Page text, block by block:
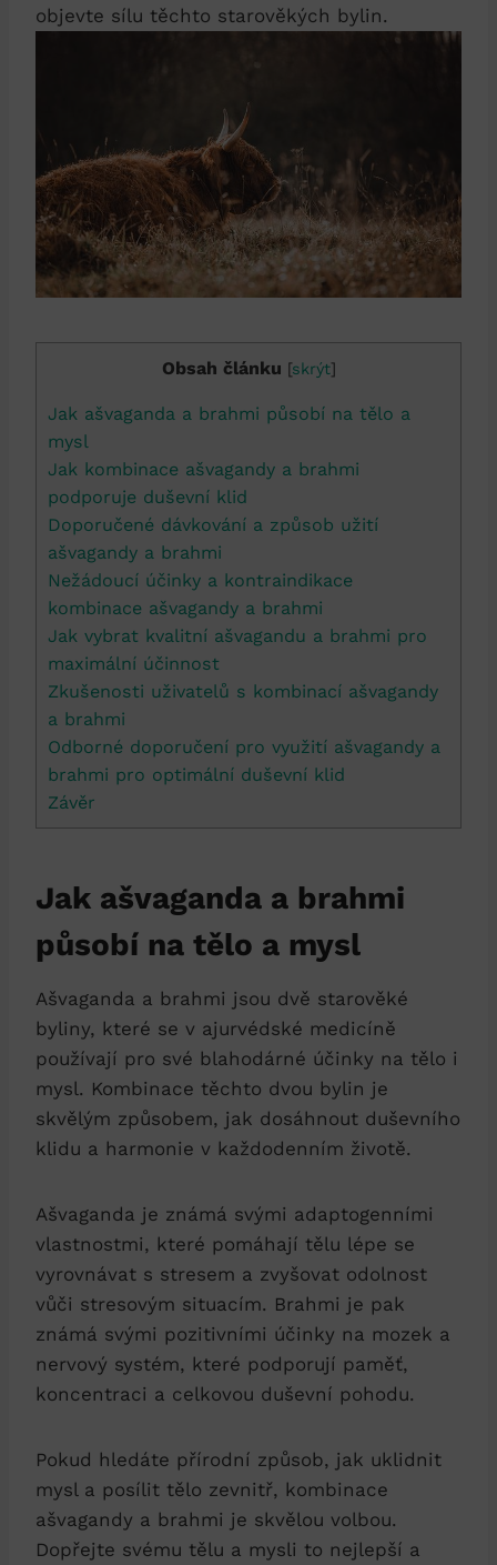
objevte sílu těchto starověkých bylin.
Obsah článku [skrýt]
Jak ašvaganda a brahmi působí na tělo a
mysl
Jak kombinace ašvagandy a brahmi
podporuje duševní klid
Doporučené dávkování a způsob užití
ašvagandy a brahmi
Nežádoucí účinky a kontraindikace
kombinace ašvagandy a brahmi
Jak vybrat kvalitní ašvagandu a brahmi pro
maximální účinnost
Zkušenosti uživatelů s kombinací ašvagandy
a brahmi
Odborné doporučení pro využití ašvagandy a
brahmi pro optimální duševní klid
Závěr
Jak ašvaganda a brahmi
působí na tělo a mysl
Ašvaganda a brahmi jsou dvě starověké
byliny, které se v ajurvédské medicíně
používají pro své blahodárné účinky na tělo i
mysl. Kombinace těchto dvou bylin je
skvělým způsobem, jak dosáhnout duševního
klidu a harmonie v každodenním životě.
Ašvaganda je známá svými adaptogenními
vlastnostmi, které pomáhají tělu lépe se
vyrovnávat s stresem a zvyšovat odolnost
vůči stresovým situacím. Brahmi je pak
známá svými pozitivními účinky na mozek a
nervový systém, které podporují paměť,
koncentraci a celkovou duševní pohodu.
Pokud hledáte přírodní způsob, jak uklidnit
mysl a posílit tělo zevnitř, kombinace
ašvagandy a brahmi je skvělou volbou.
Dopřejte svému tělu a mysli to nejlepší a